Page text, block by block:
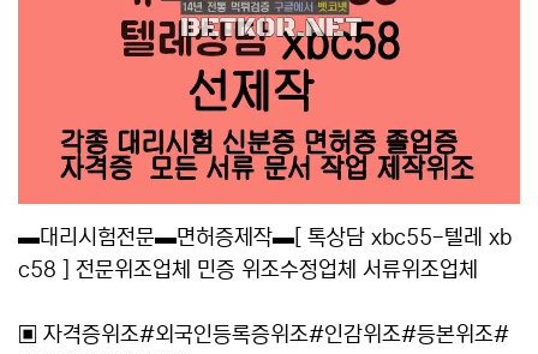
▬대리시험전문▬면허증제작▬[ 톡상담 xbc55-텔레 xb
c58 ] 전문위조업체 민증 위조수정업체 서류위조업체
▣ 자격증위조#외국인등록증위조#인감위조#등본위조#